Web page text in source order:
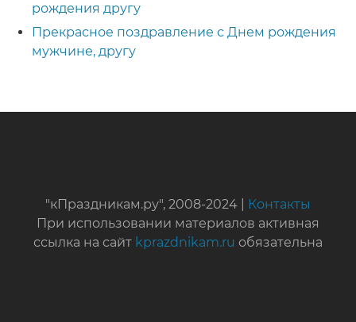
рождения другу
Прекрасное поздравление с Днем рождения
мужчине, другу
"кПраздникам.ру", 2008-2024 |
Контакты
При использовании материалов активная
ссылка на сайт kprazdnikam.ru обязательна